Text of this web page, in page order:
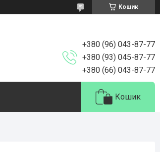
Кошик
+380 (96) 043-87-77
+380 (93) 045-87-77
+380 (66) 043-87-77
Кошик